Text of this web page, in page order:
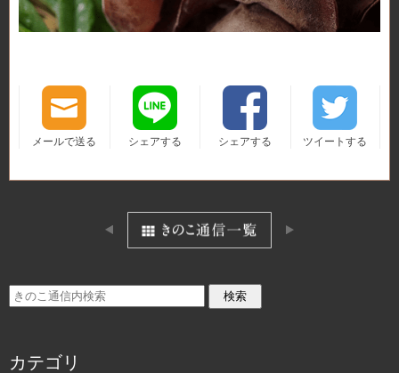
メールで送る シェアする シェアする ツイートする
カテゴリ